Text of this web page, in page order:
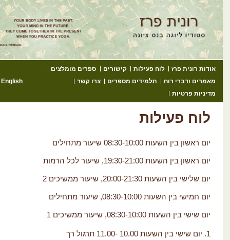
עם רונית
ליוגה בנס ציונה – שיעורי יוגה למתחילים מתקדמים ולנשים בהריון
אודות רונית פרז לוח פעילות קישורים
ספרים מומלצים
מאמרים ודברי רוח
תלמידים מספרים צרו קשר
English
מדיניות פרטיות
לוח פעילות
יום ראשון בין השעות 08:30-10:00 שיעור מתחילים
יום ראשון בין השעות 19:30-21:00, שיעור לכל הרמות
יום שלישי בין השעות 20:00-21:30, שיעור ממשיכים 2
יום חמישי בין השעות 08:30-10:00, שיעור מתחילים
יום שישי בין השעות 08:30-10:00, שיעור ממשיכים 1
יום שישי בין השעות 10.00 -11.00 תרגול רך